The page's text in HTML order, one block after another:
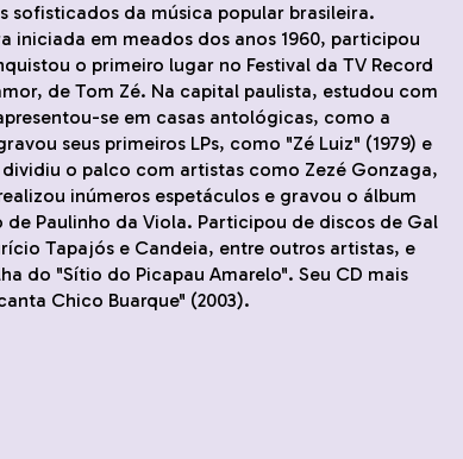
sofisticados da música popular brasileira.
iniciada em meados dos anos 1960, participou
o primeiro lugar no Festival da TV Record
de Tom Zé. Na capital paulista, estudou com
se em casas antológicas, como a
seus primeiros LPs, como "Zé Luiz" (1979) e
o palco com artistas como Zezé Gonzaga,
inúmeros espetáculos e gravou o álbum
Paulinho da Viola. Participou de discos de Gal
Tapajós e Candeia, entre outros artistas, e
do "Sítio do Picapau Amarelo". Seu CD mais
Chico Buarque" (2003).